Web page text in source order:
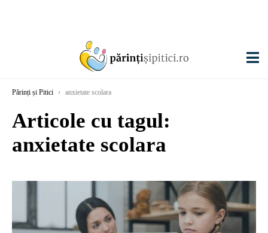
Părinți și Pitici › anxietate scolara
Articole cu tagul:
anxietate scolara